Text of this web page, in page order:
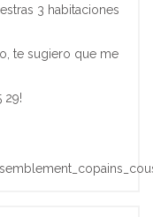
3 habitaciones
te sugiero que me
29!